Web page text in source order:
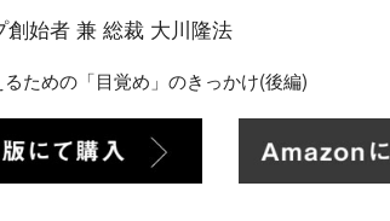
始者 兼 総裁 大川隆法
ための「目覚め」のきっかけ(後編)